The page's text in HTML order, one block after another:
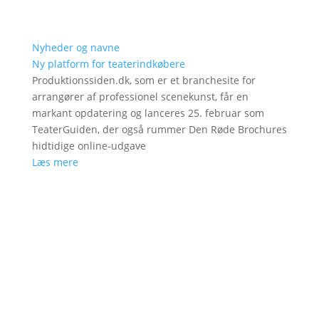
Nyheder og navne
Ny platform for teaterindkøbere
Produktionssiden.dk, som er et branchesite for
arrangører af professionel scenekunst, får en
markant opdatering og lanceres 25. februar som
TeaterGuiden, der også rummer Den Røde Brochures
hidtidige online-udgave
Læs mere